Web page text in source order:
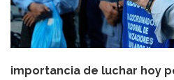
importancia de luchar hoy